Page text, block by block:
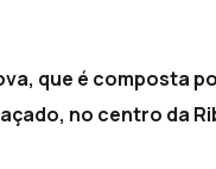
que é composta
no centro da